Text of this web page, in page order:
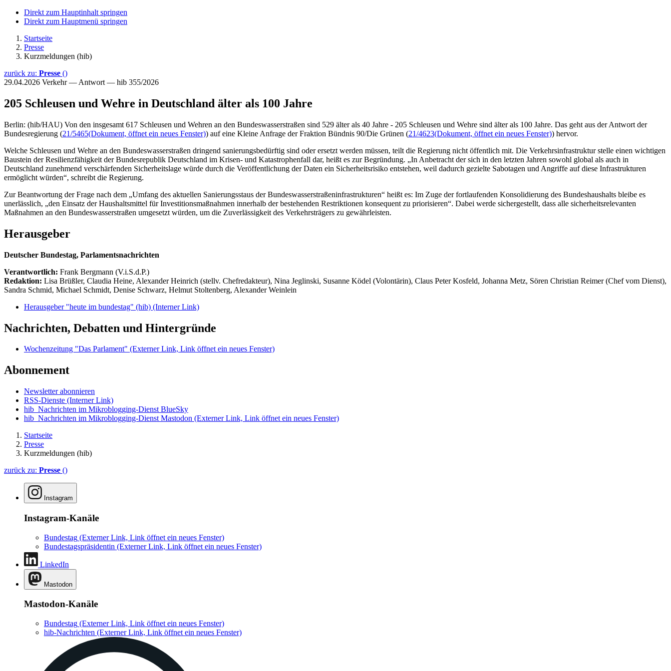
Direkt zum Hauptinhalt springen
Direkt zum Hauptmenü springen
Startseite
Presse
Kurzmeldungen (hib)
zurück zu: Presse ()
29.04.2026 Verkehr — Antwort — hib 355/2026
205 Schleusen und Wehre in Deutschland älter als 100 Jahre
Berlin: (hib/HAU) Von den insgesamt 617 Schleusen und Wehren an den Bundeswasserstraßen sind 529 älter als 40 Jahre - 205 Schleusen und Wehre sind älter als 100 Jahre. Das geht aus der Antwort der
Bundesregierung (21/5465(Dokument, öffnet ein neues Fenster)) auf eine Kleine Anfrage der Fraktion Bündnis 90/Die Grünen (21/4623(Dokument, öffnet ein neues Fenster)) hervor.
Welche Schleusen und Wehre an den Bundeswasserstraßen dringend sanierungsbedürftig sind oder ersetzt werden müssen, teilt die Regierung nicht öffentlich mit. Die Verkehrsinfrastruktur stelle einen wichtigen
Baustein der Resilienzfähigkeit der Bundesrepublik Deutschland im Krisen- und Katastrophenfall dar, heißt es zur Begründung. „In Anbetracht der sich in den letzten Jahren sowohl global als auch in
Deutschland zunehmend verschärfenden Sicherheitslage würde durch die Veröffentlichung der Daten ein Sicherheitsrisiko entstehen, weil dadurch gezielte Sabotagen und Angriffe auf diese Infrastrukturen
ermöglicht würden“, schreibt die Regierung.
Zur Beantwortung der Frage nach dem „Umfang des aktuellen Sanierungsstaus der Bundeswasserstraßeninfrastrukturen“ heißt es: Im Zuge der fortlaufenden Konsolidierung des Bundeshaushalts bleibe es
unerlässlich, „den Einsatz der Haushaltsmittel für Investitionsmaßnahmen innerhalb der bestehenden Restriktionen konsequent zu priorisieren“. Dabei werde sichergestellt, dass alle sicherheitsrelevanten
Maßnahmen an den Bundeswasserstraßen umgesetzt würden, um die Zuverlässigkeit des Verkehrsträgers zu gewährleisten.
Herausgeber
Deutscher Bundestag, Parlamentsnachrichten
Verantwortlich: Frank Bergmann (V.i.S.d.P.)
Redaktion: Lisa Brüßler, Claudia Heine, Alexander Heinrich (stellv. Chefredakteur), Nina Jeglinski, Susanne Ködel (Volontärin), Claus Peter Kosfeld, Johanna Metz, Sören Christian Reimer (Chef vom Dienst),
Sandra Schmid, Michael Schmidt, Denise Schwarz, Helmut Stoltenberg, Alexander Weinlein
Herausgeber "heute im bundestag" (hib) (Interner Link)
Nachrichten, Debatten und Hintergründe
Wochenzeitung "Das Parlament" (Externer Link, Link öffnet ein neues Fenster)
Abonnement
Newsletter abonnieren
RSS-Dienste (Interner Link)
hib_Nachrichten im Mikroblogging-Dienst BlueSky
hib_Nachrichten im Mikroblogging-Dienst Mastodon (Externer Link, Link öffnet ein neues Fenster)
Startseite
Presse
Kurzmeldungen (hib)
zurück zu: Presse ()
Instagram
Instagram-Kanäle
Bundestag (Externer Link, Link öffnet ein neues Fenster)
Bundestagspräsidentin (Externer Link, Link öffnet ein neues Fenster)
LinkedIn
Mastodon
Mastodon-Kanäle
Bundestag (Externer Link, Link öffnet ein neues Fenster)
hib-Nachrichten (Externer Link, Link öffnet ein neues Fenster)